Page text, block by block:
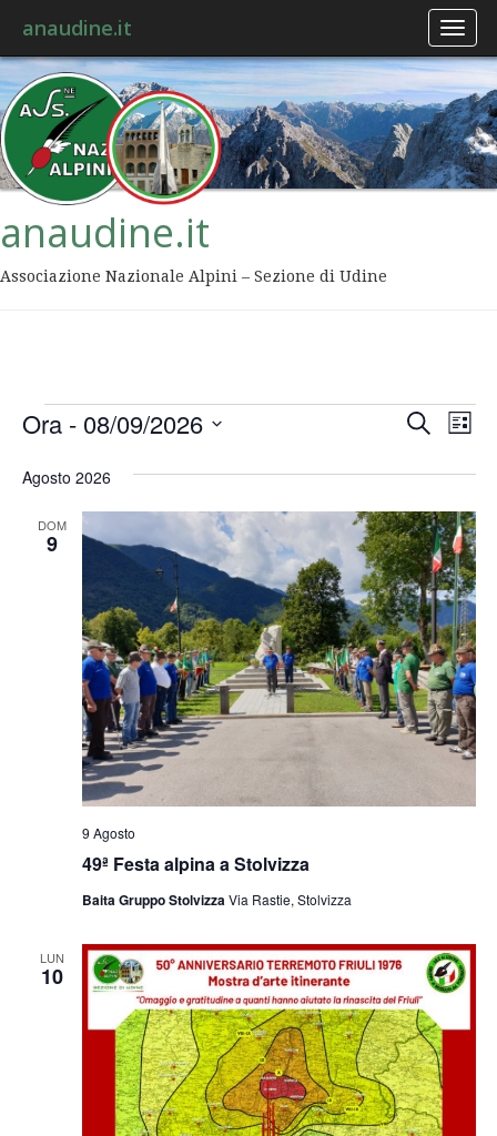
anaudine.it
anaudine.it
Associazione Nazionale Alpini – Sezione di Udine
viste
Cerca
Lista
Ora - 08/09/2026
la
Agosto 2026
DOM
9
49ª Festa alpina a Stolvizza
9 Agosto
Baita Gruppo StolvizzaVia Rastie, Stolvizza
LUN
10